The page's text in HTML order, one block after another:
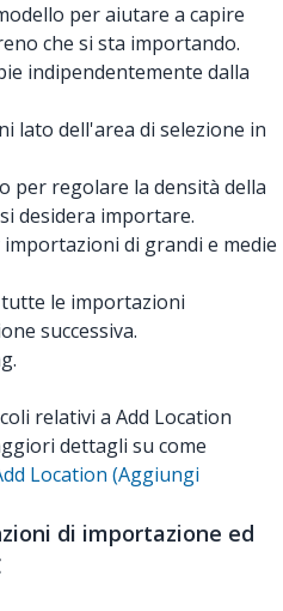
per aiutare a capire
che si sta importando.
indipendentemente dalla
lato dell'area di selezione in
per regolare la densità della
desidera importare.
di grandi e medie
le importazioni
successiva.
relativi a Add Location
dettagli su come
Location (Aggiungi
di importazione ed